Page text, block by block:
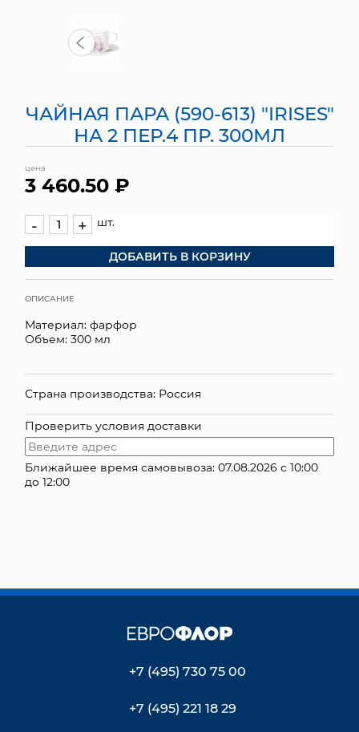
ЯЩИКИ
СУНДУКИ
ИСКУССТВЕННЫЕ ЦВЕТЫ
ПОДАРОЧНЫЕ КАРТЫ
ОПТОВЫМ КЛИЕНТАМ
КОНТАКТЫ
ЧАЙНАЯ ПАРА (590-613) "IRISES"
НА 2 ПЕР.4 ПР. 300МЛ
цена
3 460.50 ₽
- + шт.
ДОБАВИТЬ В КОРЗИНУ
ОПИСАНИЕ
Материал: фарфор
Объем: 300 мл
Страна производства: Россия
Проверить условия доставки
Ближайшее время самовывоза: 07.08.2026 с 10:00
до 12:00
+7 (495) 730 75 00
+7 (495) 221 18 29